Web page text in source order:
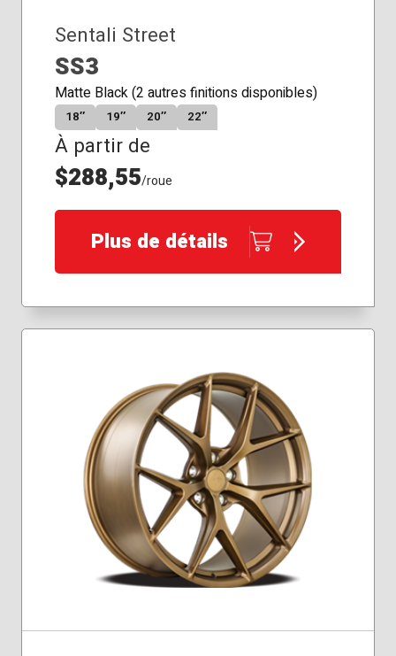
Sentali Street
SS3
Matte Black (2 autres finitions disponibles)
18″ 19″ 20″ 22″
À partir de
$288,55/roue
Plus de détails